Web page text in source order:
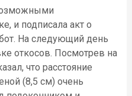
и подписала акт о
На следующий день
откосов. Посмотрев на
что расстояние
(8,5 см) очень